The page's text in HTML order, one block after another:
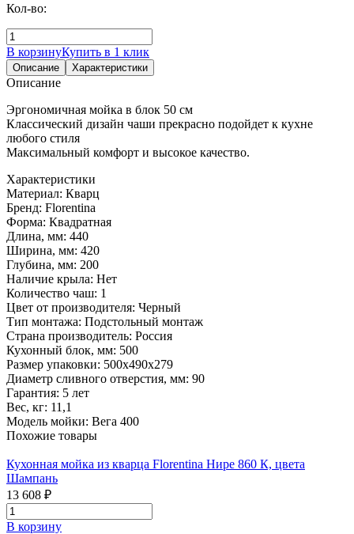
Кол-во:
В корзинуКупить в 1 клик
Описание Характеристики
Описание
Эргономичная мойка в блок 50 см
Классический дизайн чаши прекрасно подойдет к кухне
любого стиля
Максимальный комфорт и высокое качество.
Характеристики
Материал: Кварц
Бренд: Florentina
Форма: Квадратная
Длина, мм: 440
Ширина, мм: 420
Глубина, мм: 200
Наличие крыла: Нет
Количество чаш: 1
Цвет от производителя: Черный
Тип монтажа: Подстольный монтаж
Страна производитель: Россия
Кухонный блок, мм: 500
Размер упаковки: 500х490х279
Диаметр сливного отверстия, мм: 90
Гарантия: 5 лет
Вес, кг: 11,1
Модель мойки: Вега 400
Похожие товары
Кухонная мойка из кварца Florentina Нире 860 К, цвета
Шампань
13 608 ₽
В корзину